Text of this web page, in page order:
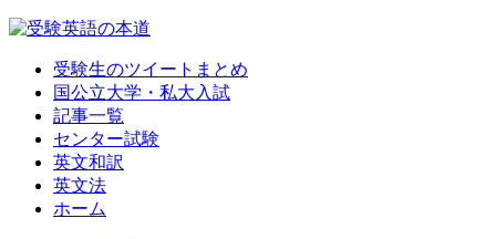
受験生のツイートまとめ
国公立大学・私大入試
記事一覧
センター試験
英文和訳
英文法
ホーム